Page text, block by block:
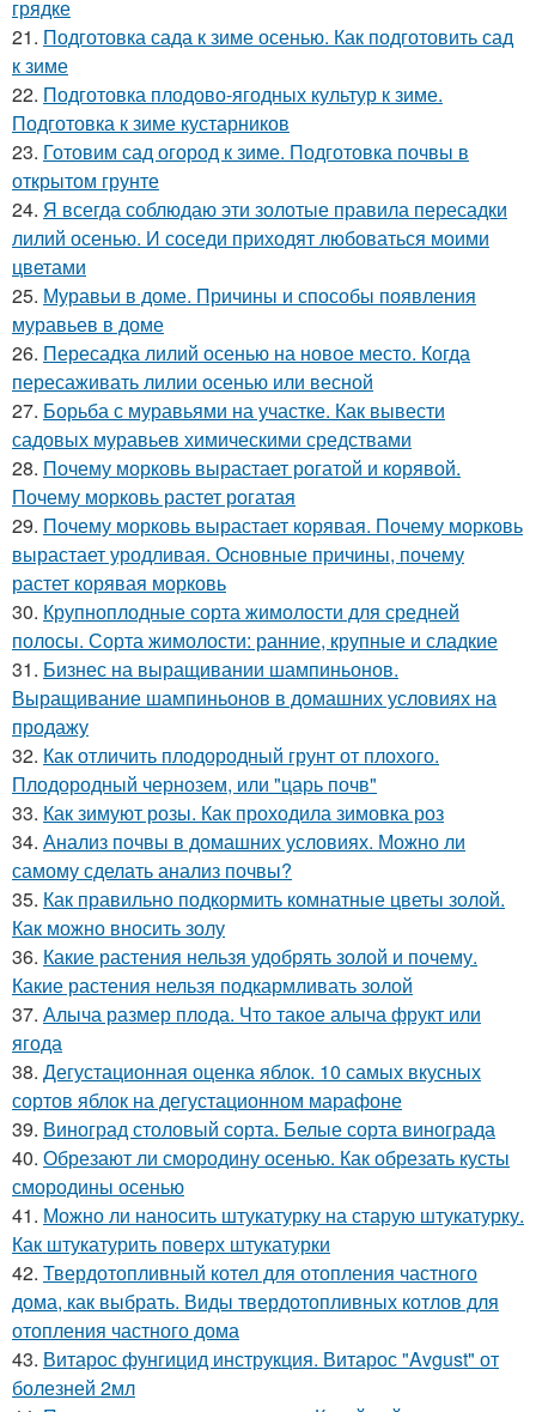
грядке
21. Подготовка сада к зиме осенью. Как подготовить сад
к зиме
22. Подготовка плодово-ягодных культур к зиме.
Подготовка к зиме кустарников
23. Готовим сад огород к зиме. Подготовка почвы в
открытом грунте
24. Я всегда соблюдаю эти золотые правила пересадки
лилий осенью. И соседи приходят любоваться моими
цветами
25. Муравьи в доме. Причины и способы появления
муравьев в доме
26. Пересадка лилий осенью на новое место. Когда
пересаживать лилии осенью или весной
27. Борьба с муравьями на участке. Как вывести
садовых муравьев химическими средствами
28. Почему морковь вырастает рогатой и корявой.
Почему морковь растет рогатая
29. Почему морковь вырастает корявая. Почему морковь
вырастает уродливая. Основные причины, почему
растет корявая морковь
30. Крупноплодные сорта жимолости для средней
полосы. Сорта жимолости: ранние, крупные и сладкие
31. Бизнес на выращивании шампиньонов.
Выращивание шампиньонов в домашних условиях на
продажу
32. Как отличить плодородный грунт от плохого.
Плодородный чернозем, или "царь почв"
33. Как зимуют розы. Как проходила зимовка роз
34. Анализ почвы в домашних условиях. Можно ли
самому сделать анализ почвы?
35. Как правильно подкормить комнатные цветы золой.
Как можно вносить золу
36. Какие растения нельзя удобрять золой и почему.
Какие растения нельзя подкармливать золой
37. Алыча размер плода. Что такое алыча фрукт или
ягода
38. Дегустационная оценка яблок. 10 самых вкусных
сортов яблок на дегустационном марафоне
39. Виноград столовый сорта. Белые сорта винограда
40. Обрезают ли смородину осенью. Как обрезать кусты
смородины осенью
41. Можно ли наносить штукатурку на старую штукатурку.
Как штукатурить поверх штукатурки
42. Твердотопливный котел для отопления частного
дома, как выбрать. Виды твердотопливных котлов для
отопления частного дома
43. Витарос фунгицид инструкция. Витарос "Avgust" от
болезней 2мл